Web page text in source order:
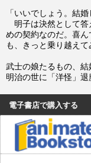
「いいでしょう。結婚
明子は決然として答
めの契約なのだ。喜
も、きっと乗り越えて
武士の娘たるもの、結
明治の世に「洋怪」退
電子書店で購入する